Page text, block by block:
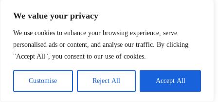
We value your privacy
We use cookies to enhance your browsing experience, serve
personalised ads or content, and analyse our traffic. By clicking
"Accept All", you consent to our use of cookies.
Customise Reject All Accept All